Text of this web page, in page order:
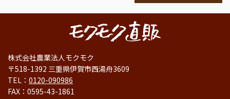
株式会社農業法人モクモク
〒518-1392 三重県伊賀市西湯舟3609
TEL： 0120-090986
FAX：0595-43-1861